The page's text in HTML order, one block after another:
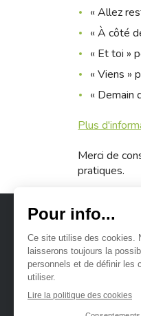
« Allez
« À côté
« Et toi »
« Viens »
« Demain
Plus
Merci de
pratiques.
Ville de
Ville